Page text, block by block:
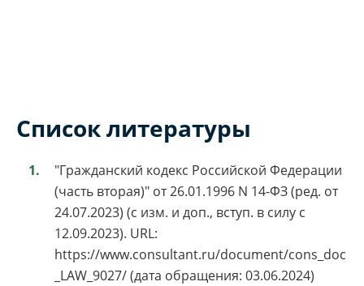
Список литературы
"Гражданский кодекс Российской Федерации
(часть вторая)" от 26.01.1996 N 14-ФЗ (ред. от
24.07.2023) (с изм. и доп., вступ. в силу с
12.09.2023). URL:
https://www.consultant.ru/document/cons_doc
_LAW_9027/ (дата обращения: 03.06.2024)